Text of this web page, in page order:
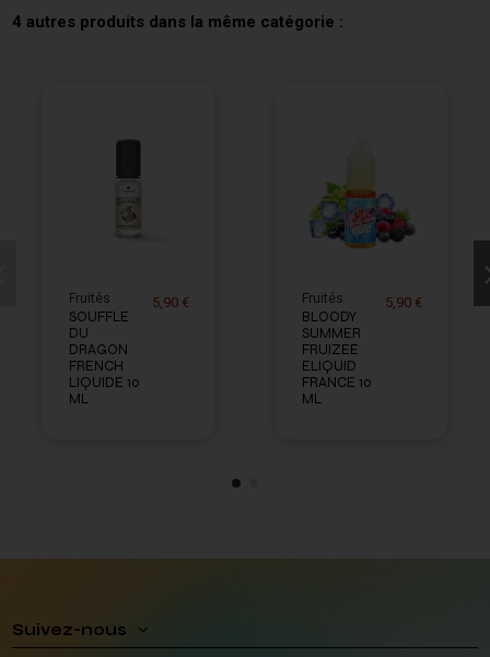
4 autres produits dans la même catégorie :
Fruités
SOUFFLE
DU
DRAGON
FRENCH
LIQUIDE 10
ML
5,90 € Fruités
BLOODY
SUMMER
FRUIZEE
ELIQUID
FRANCE 10
ML
5,90 €
Suivez-nous